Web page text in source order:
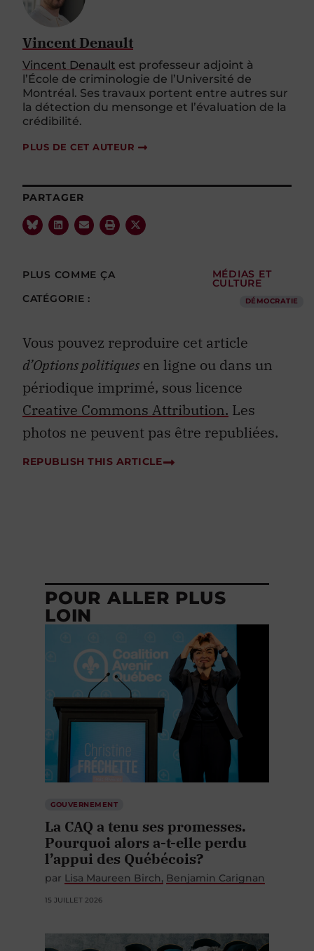
Vincent Denault
Vincent Denault est professeur adjoint à
l’École de criminologie de l’Université de
Montréal. Ses travaux portent entre autres sur
la détection du mensonge et l’évaluation de la
crédibilité.
PLUS DE CET AUTEUR
PARTAGER
PLUS COMME ÇA
MÉDIAS ET
CULTURE
CATÉGORIE : DÉMOCRATIE
Vous pouvez reproduire cet article
d’Options politiques en ligne ou dans un
périodique imprimé, sous licence
Creative Commons Attribution. Les
photos ne peuvent pas être republiées.
REPUBLISH THIS ARTICLE
POUR ALLER PLUS
LOIN
GOUVERNEMENT
La CAQ a tenu ses promesses.
Pourquoi alors a-t-elle perdu
l’appui des Québécois?
par Lisa Maureen Birch Benjamin Carignan
15 JUILLET 2026